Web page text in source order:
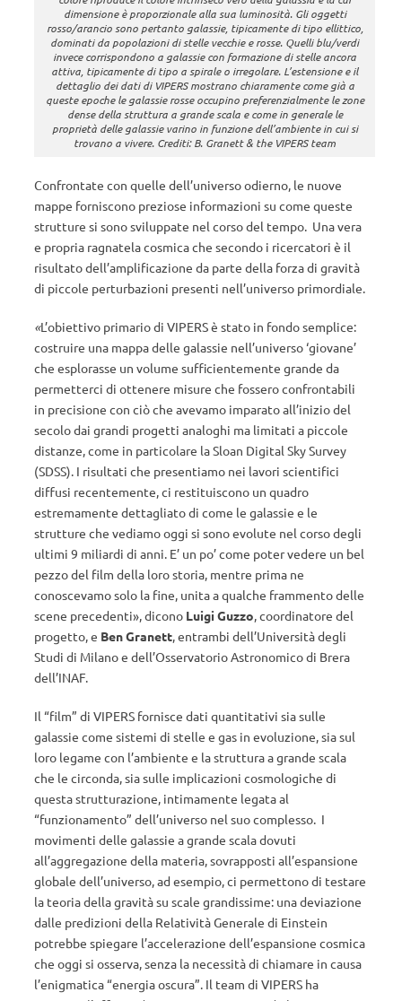
dimensione è proporzionale alla sua luminosità. Gli oggetti
rosso/arancio sono pertanto galassie, tipicamente di tipo ellittico,
dominati da popolazioni di stelle vecchie e rosse. Quelli blu/verdi
invece corrispondono a galassie con formazione di stelle ancora
attiva, tipicamente di tipo a spirale o irregolare. L’estensione e il
dettaglio dei dati di VIPERS mostrano chiaramente come già a
queste epoche le galassie rosse occupino preferenzialmente le zone
dense della struttura a grande scala e come in generale le
proprietà delle galassie varino in funzione dell’ambiente in cui si
trovano a vivere. Crediti: B. Granett & the VIPERS team
Confrontate con quelle dell’universo odierno, le nuove
mappe forniscono preziose informazioni su come queste
strutture si sono sviluppate nel corso del tempo. Una vera
e propria ragnatela cosmica che secondo i ricercatori è il
risultato dell’amplificazione da parte della forza di gravità
di piccole perturbazioni presenti nell’universo primordiale.
«L’obiettivo primario di VIPERS è stato in fondo semplice:
costruire una mappa delle galassie nell’universo ‘giovane’
che esplorasse un volume sufficientemente grande da
permetterci di ottenere misure che fossero confrontabili
in precisione con ciò che avevamo imparato all’inizio del
secolo dai grandi progetti analoghi ma limitati a piccole
distanze, come in particolare la Sloan Digital Sky Survey
(SDSS). I risultati che presentiamo nei lavori scientifici
diffusi recentemente, ci restituiscono un quadro
estremamente dettagliato di come le galassie e le
strutture che vediamo oggi si sono evolute nel corso degli
ultimi 9 miliardi di anni. E’ un po’ come poter vedere un bel
pezzo del film della loro storia, mentre prima ne
conoscevamo solo la fine, unita a qualche frammento delle
scene precedenti», dicono Luigi Guzzo, coordinatore del
progetto, e Ben Granett, entrambi dell’Università degli
Studi di Milano e dell’Osservatorio Astronomico di Brera
dell’INAF.
Il “film” di VIPERS fornisce dati quantitativi sia sulle
galassie come sistemi di stelle e gas in evoluzione, sia sul
loro legame con l’ambiente e la struttura a grande scala
che le circonda, sia sulle implicazioni cosmologiche di
questa strutturazione, intimamente legata al
“funzionamento” dell’universo nel suo complesso. I
movimenti delle galassie a grande scala dovuti
all’aggregazione della materia, sovrapposti all’espansione
globale dell’universo, ad esempio, ci permettono di testare
la teoria della gravità su scale grandissime: una deviazione
dalle predizioni della Relatività Generale di Einstein
potrebbe spiegare l’accelerazione dell’espansione cosmica
che oggi si osserva, senza la necessità di chiamare in causa
l’enigmatica “energia oscura”. Il team di VIPERS ha